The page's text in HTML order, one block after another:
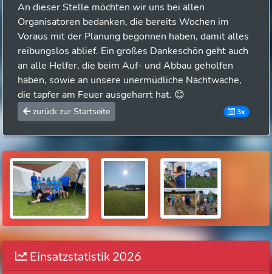
An dieser Stelle möchten wir uns bei allen
Organisatoren bedanken, die bereits Wochen im
Voraus mit der Planung begonnen haben, damit alles
reibungslos ablief. Ein großes Dankeschön geht auch
an alle Helfer, die beim Auf- und Abbau geholfen
haben, sowie an unsere unermüdliche Nachtwache,
die tapfer am Feuer ausgeharrt hat. 😊
zurück zur Startseite 3x
Einsatzstatistik 2026